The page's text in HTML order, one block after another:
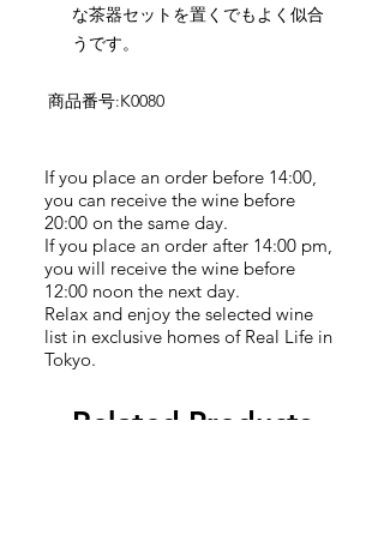
な茶器セットを置くでもよく似合
うです。
商品番号:K0080
If you place an order before 14:00,
you can receive the wine before
20:00 on the same day.
If you place an order after 14:00 pm,
you will receive the wine before
12:00 noon the next day.
Relax and enjoy the selected wine
list in exclusive homes of Real Life in
Tokyo.
Related Products